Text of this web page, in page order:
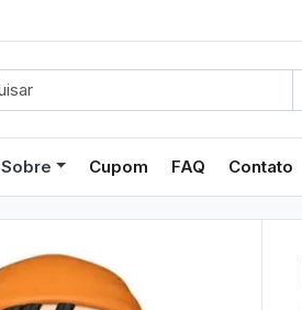
Sobre Cupom FAQ Contato